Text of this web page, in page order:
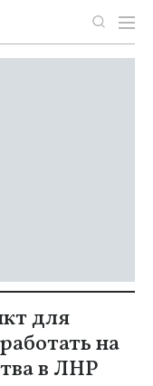
для
на
в ЛНР